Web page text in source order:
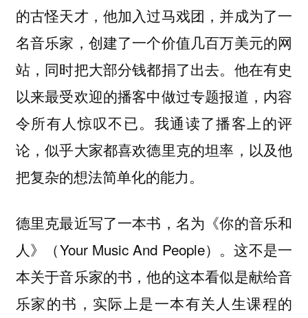
的古怪天才，他加入过马戏团，并成为了一
名音乐家，创建了一个价值几百万美元的网
站，同时把大部分钱都捐了出去。他在有史
以来最受欢迎的播客中做过专题报道，内容
令所有人惊叹不已。我通读了播客上的评
论，似乎大家都喜欢德里克的坦率，以及他
把复杂的想法简单化的能力。
德里克最近写了一本书，名为《你的音乐和
人》（Your Music And People）。这不是一
本关于音乐家的书，他的这本看似是献给音
乐家的书，实际上是一本有关人生课程的